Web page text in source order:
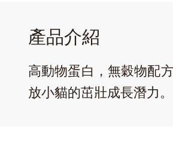
產品介紹
高動物蛋白，無穀物配
放小貓的茁壯成長潛力。